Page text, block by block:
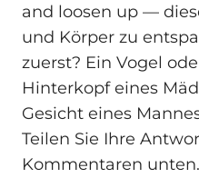
and loosen up —
und Körper zu
zuerst? Ein Vogel
Hinterkopf eines
Gesicht eines
Teilen Sie Ihre
Kommentaren unten.